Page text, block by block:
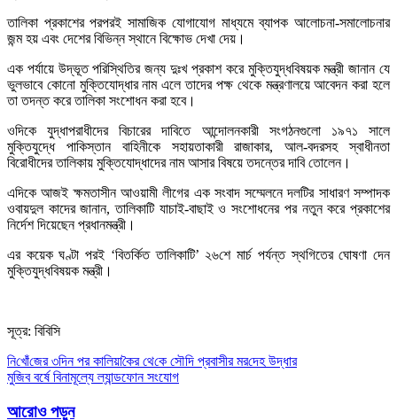
তালিকা প্রকাশের পরপরই সামাজিক যোগাযোগ মাধ্যমে ব্যাপক আলোচনা-সমালোচনার
জন্ম হয় এবং দেশের বিভিন্ন স্থানে বিক্ষোভ দেখা দেয়।
এক পর্যায়ে উদ্ভূত পরিস্থিতির জন্য দুঃখ প্রকাশ করে মুক্তিযুদ্ধবিষয়ক মন্ত্রী জানান যে
ভুলভাবে কোনো মুক্তিযোদ্ধার নাম এলে তাদের পক্ষ থেকে মন্ত্রণালয়ে আবেদন করা হলে
তা তদন্ত করে তালিকা সংশোধন করা হবে।
ওদিকে যুদ্ধাপরাধীদের বিচারের দাবিতে আন্দোলনকারী সংগঠনগুলো ১৯৭১ সালে
মুক্তিযুদ্ধে পাকিস্তান বাহিনীকে সহায়তাকারী রাজাকার, আল-বদরসহ স্বাধীনতা
বিরোধীদের তালিকায় মুক্তিযোদ্ধাদের নাম আসার বিষয়ে তদন্তের দাবি তোলেন।
এদিকে আজই ক্ষমতাসীন আওয়ামী লীগের এক সংবাদ সম্মেলনে দলটির সাধারণ সম্পাদক
ওবায়দুল কাদের জানান, তালিকাটি যাচাই-বাছাই ও সংশোধনের পর নতুন করে প্রকাশের
নির্দেশ দিয়েছেন প্রধানমন্ত্রী।
এর কয়েক ঘণ্টা পরই ‘বিতর্কিত তালিকাটি’ ২৬শে মার্চ পর্যন্ত স্থগিতের ঘোষণা দেন
মুক্তিযুদ্ধবিষয়ক মন্ত্রী।
সূত্র: বিবিসি
Post
navigation
নি‌খোঁ‌জের ৩দিন পর কা‌লিয়া‌কৈর থে‌কে সৌ‌দি প্রবাসীর মর‌দেহ উদ্ধার
মুজিব বর্ষে বিনামূল্যে ল্যান্ডফোন সংযোগ
আরোও পড়ুন